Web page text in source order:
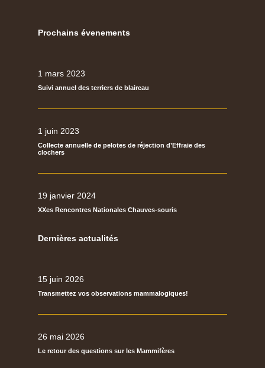
Prochains évenements
1 mars 2023
Suivi annuel des terriers de blaireau
1 juin 2023
Collecte annuelle de pelotes de réjection d’Effraie des
clochers
19 janvier 2024
XXes Rencontres Nationales Chauves-souris
Dernières actualités
15 juin 2026
Transmettez vos observations mammalogiques!
26 mai 2026
Le retour des questions sur les Mammifères